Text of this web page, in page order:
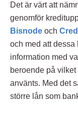
Det är värt att
genomför
Bisnode och
och med att
information med
beroende på
använts. Med det
större lån som